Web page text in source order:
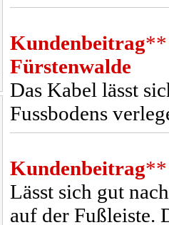
Kundenbeitrag**
Fürstenwalde
Das Kabel lässt
Fussbodens
Kundenbeitrag**
Lässt sich gut
auf der Fußleiste.